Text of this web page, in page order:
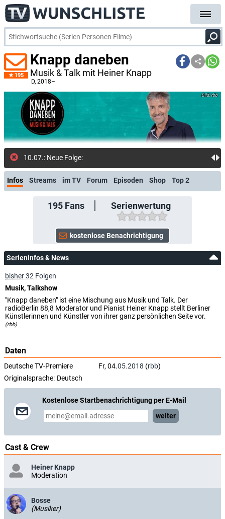
195
Knapp daneben
Musik & Talk mit Heiner Knapp
D, 2018–
rbb
10.07.: Neue Folge: Laith Al-De
Infos Streams im TV Forum Episoden Shop Top 2
195Fans Serienwertung
Serieninfos & News
bisher 32 Folgen
Musik, Talkshow
"Knapp daneben" ist eine Mischung aus Musik und Talk. Der
radioBerlin 88,8 Moderator und Pianist Heiner Knapp stellt Berliner
Künstlerinnen und Künstler von ihrer ganz persönlichen Seite vor.
(rbb)
Daten
Deutsche TV-Premiere Fr, 04.05.2018 (rbb)
Originalsprache: Deutsch
Kostenlose Startbenachrichtigung per E-Mail
weiter
Cast & Crew
Heiner Knapp
Moderation
Bosse
(Musiker)